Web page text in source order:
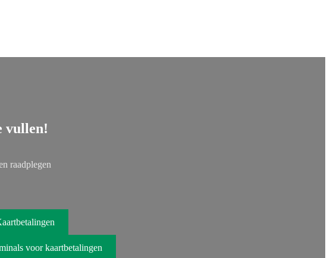
vullen!
raadplegen
voor kaartbetalingen